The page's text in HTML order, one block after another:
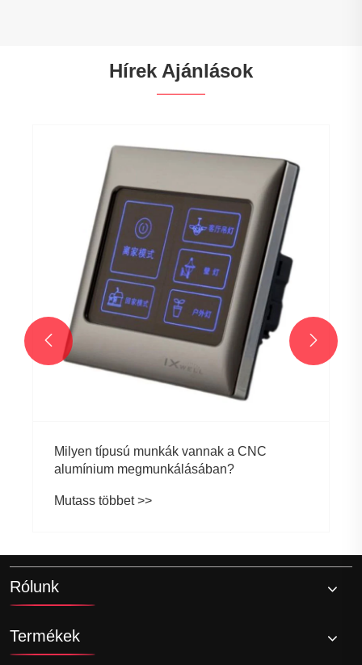
Hírek Ajánlások
Milyen típusú munkák vannak a CNC
alumínium megmunkálásában?
Mutass többet >>
 
Rólunk
Termékek